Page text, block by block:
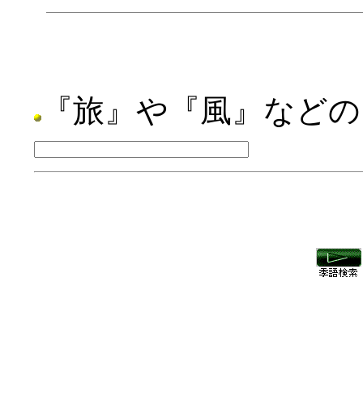
『旅』や『風』など